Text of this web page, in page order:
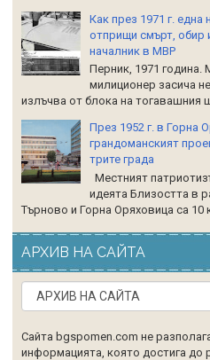
Как през 1971 г. една
отприщи смърт, обир
началник в МВР
Перник, 1971 година.
милиционер засича
излъчва от блока на
През 1952 г. в Горна
грандоманският
трите града
Местният
идеята Близостта в
Търново и Горна Оряховица са 10
АРХИВ НА САЙТА
Сайта bgspomen.com не
информацията, която достига до